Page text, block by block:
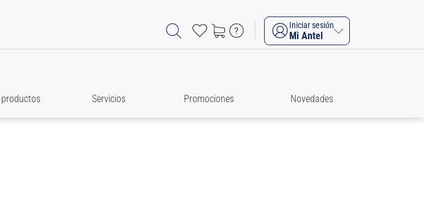
Iniciar sesión
Mi Antel
Servicios Promociones Novedades